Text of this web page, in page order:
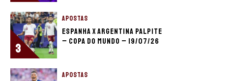
3
APOSTAS
Espanha x Argentina palpite
– Copa do Mundo – 19/07/26
APOSTAS